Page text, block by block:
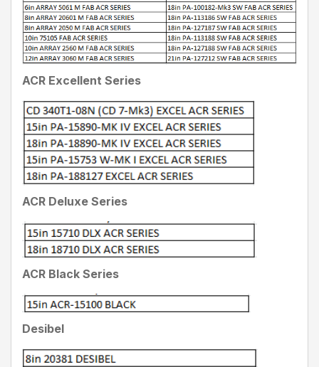
ACR Excellent Series
ACR Deluxe Series
ACR Black Series
Desibel